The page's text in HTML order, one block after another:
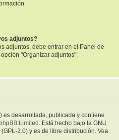
adjuntos?
adjuntos, debe entrar en el Panel de
"Organizar adjuntos".
es desarrollada, publicada y contiene
Limited . Está hecho bajo la GNU
2.0) y es de libre distribución. Vea